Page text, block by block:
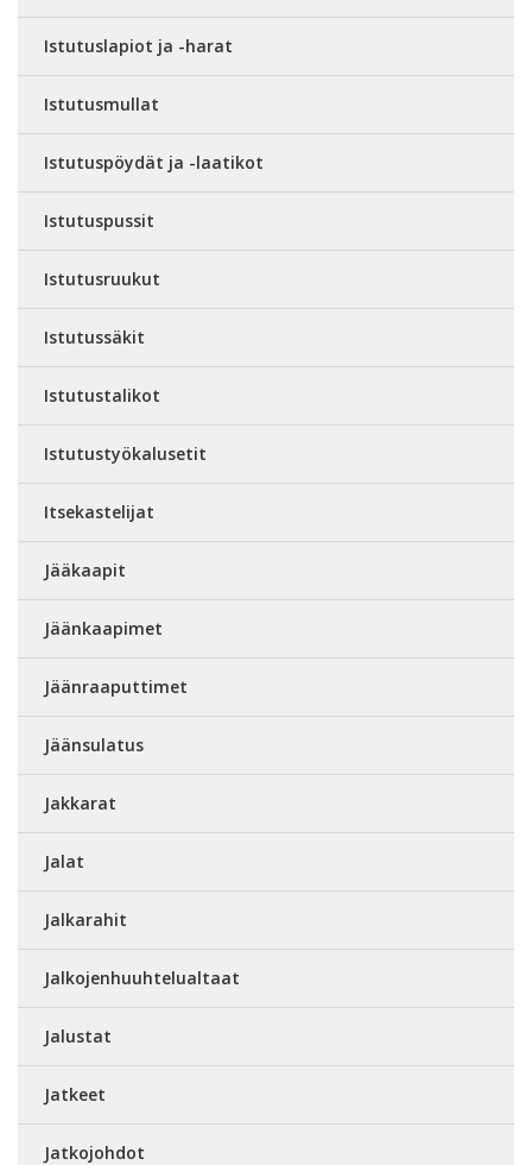
Istutuslapiot ja -harat
Istutusmullat
Istutuspöydät ja -laatikot
Istutuspussit
Istutusruukut
Istutussäkit
Istutustalikot
Istutustyökalusetit
Itsekastelijat
Jääkaapit
Jäänkaapimet
Jäänraaputtimet
Jäänsulatus
Jakkarat
Jalat
Jalkarahit
Jalkojenhuuhtelualtaat
Jalustat
Jatkeet
Jatkojohdot